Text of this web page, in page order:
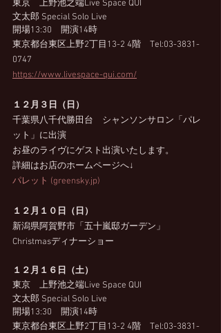
東京　上野池之端Live Space QUI
文太郎 Special Solo Live
開場13:30　開演14時
東京都台東区上野2丁目13-2 4階　Tel:03-3831-
0747
https://www.livespace-qui.com/
１２月３日（日）
千葉県八千代勝田台　シャンソンサロン「パレ
ット」に出演
お昼のライヴにゲスト出演いたします。
詳細はお店のホームページへ↓
パレット (greensky.jp)
１２月１０日（日）
新潟県阿賀野市「五十嵐邸ガーデン」
Christmasディナーショー
１２月１６日（土）
東京　上野池之端Live Space QUI
文太郎 Special Solo Live
開場13:30　開演14時
東京都台東区上野2丁目13-2 4階　Tel:03-3831-